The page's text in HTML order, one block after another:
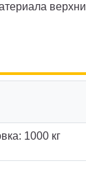
1000 кг